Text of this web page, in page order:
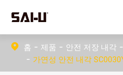
홈 제품 안전 저장 내각
가연성 안전 내각